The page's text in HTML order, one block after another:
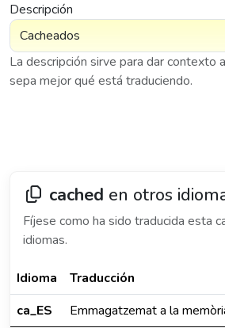
Descripción
La descripción sirve para dar contexto
sepa mejor qué está traduciendo.
cached en otros
Fíjese como ha sido traducida esta
idiomas.
Idioma Traducción
ca_ES
Emmagatzemat a la